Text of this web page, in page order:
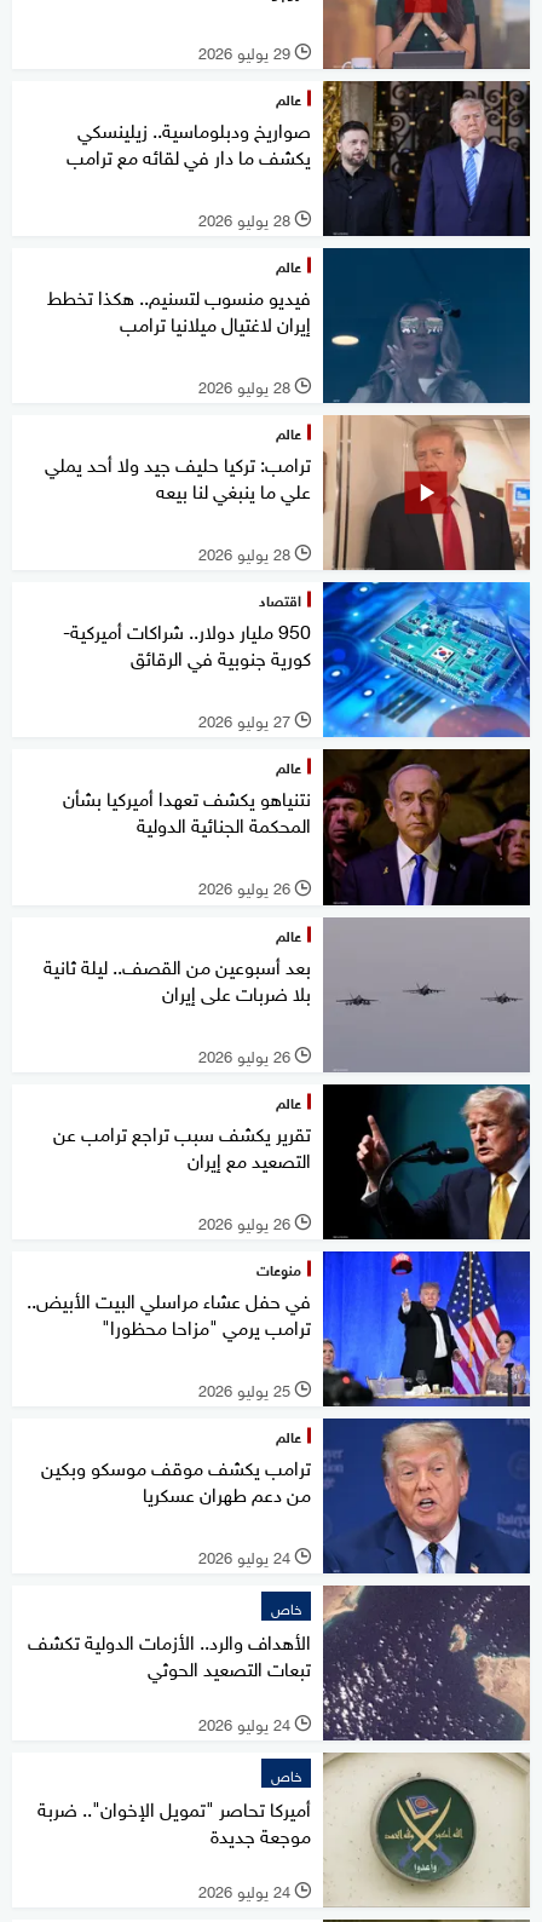
l 29 يوليو 2026
عالم
صواريخ ودبلوماسية.. زيلينسكي
يكشف ما دار في لقائه مع ترامب
l 28 يوليو 2026
عالم
فيديو منسوب لتسنيم.. هكذا تخطط
إيران لاغتيال ميلانيا ترامب
l 28 يوليو 2026
عالم
ترامب: تركيا حليف جيد ولا أحد يملي
علي ما ينبغي لنا بيعه
l 28 يوليو 2026
اقتصاد
950 مليار دولار.. شراكات أميركية-
كورية جنوبية في الرقائق
l 27 يوليو 2026
عالم
نتنياهو يكشف تعهدا أميركيا بشأن
المحكمة الجنائية الدولية
l 26 يوليو 2026
عالم
بعد أسبوعين من القصف.. ليلة ثانية
بلا ضربات على إيران
l 26 يوليو 2026
عالم
تقرير يكشف سبب تراجع ترامب عن
التصعيد مع إيران
l 26 يوليو 2026
منوعات
في حفل عشاء مراسلي البيت الأبيض..
ترامب يرمي "مزاحا محظورا"
l 25 يوليو 2026
عالم
ترامب يكشف موقف موسكو وبكين
من دعم طهران عسكريا
l 24 يوليو 2026
خاص
الأهداف والرد.. الأزمات الدولية تكشف
تبعات التصعيد الحوثي
l 24 يوليو 2026
خاص
أميركا تحاصر "تمويل الإخوان".. ضربة
موجعة جديدة
l 24 يوليو 2026